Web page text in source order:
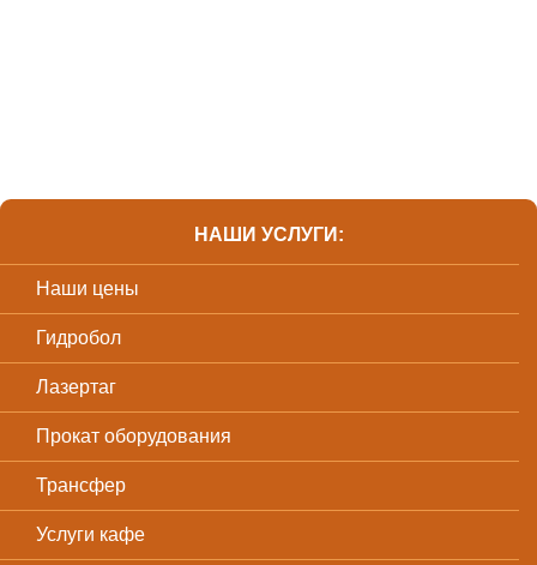
НАШИ УСЛУГИ:
Наши цены
Гидробол
Лазертаг
Прокат оборудования
Трансфер
Услуги кафе